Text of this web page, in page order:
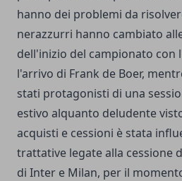
hanno dei problemi da
nerazzurri hanno cambiato
dell'inizio del campionato con
l'arrivo di Frank de Boer,
stati protagonisti di una
estivo alquanto deludente
acquisti e cessioni è stata
trattative legate alla cessione
di Inter e Milan, per il